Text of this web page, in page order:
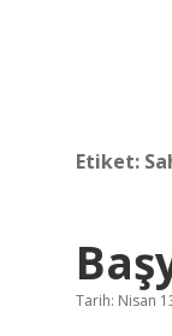
Etiket:
Tarih: Nisan